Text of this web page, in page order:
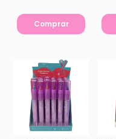
Comprar